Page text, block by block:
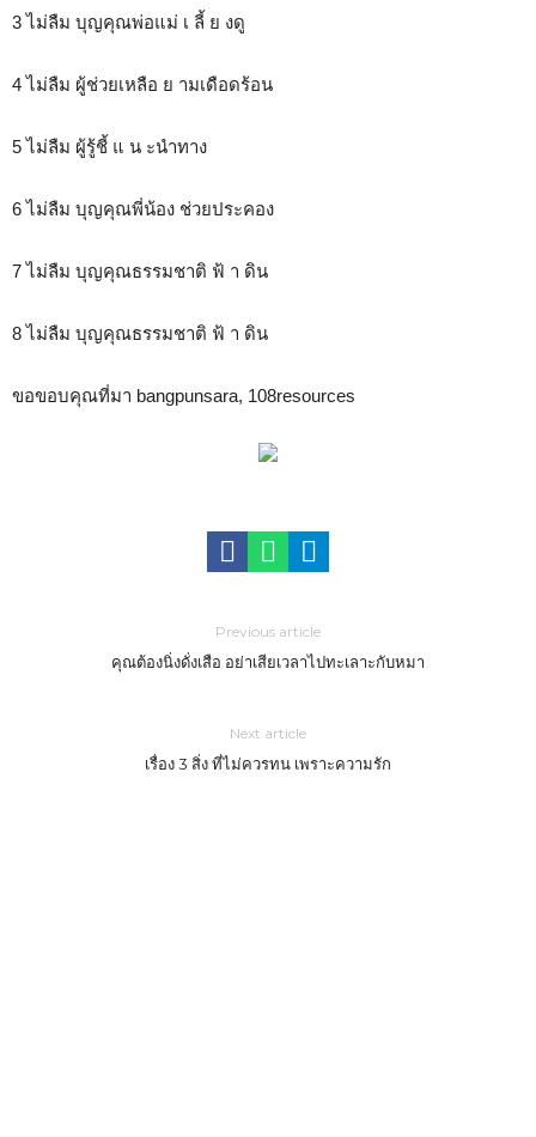
3 ไม่ลืม บุญคุณพ่อแม่ เ ลี้ ย งดู
4 ไม่ลืม ผู้ช่วยเหลือ ย ามเดือดร้อน
5 ไม่ลืม ผู้รู้ชี้ แ น ะนำทาง
6 ไม่ลืม บุญคุณพี่น้อง ช่วยประคอง
7 ไม่ลืม บุญคุณธรรมชาติ ฟ้ า ดิน
8 ไม่ลืม บุญคุณธรรมชาติ ฟ้ า ดิน
ขอขอบคุณที่มา bangpunsara, 108resources
Previous article
คุณต้องนิ่งดั่งเสือ อย่าเสียเวลาไปทะเลาะกับหมา
Next article
เรื่อง 3 สิ่ง ที่ไม่ควรทน เพราะความรัก